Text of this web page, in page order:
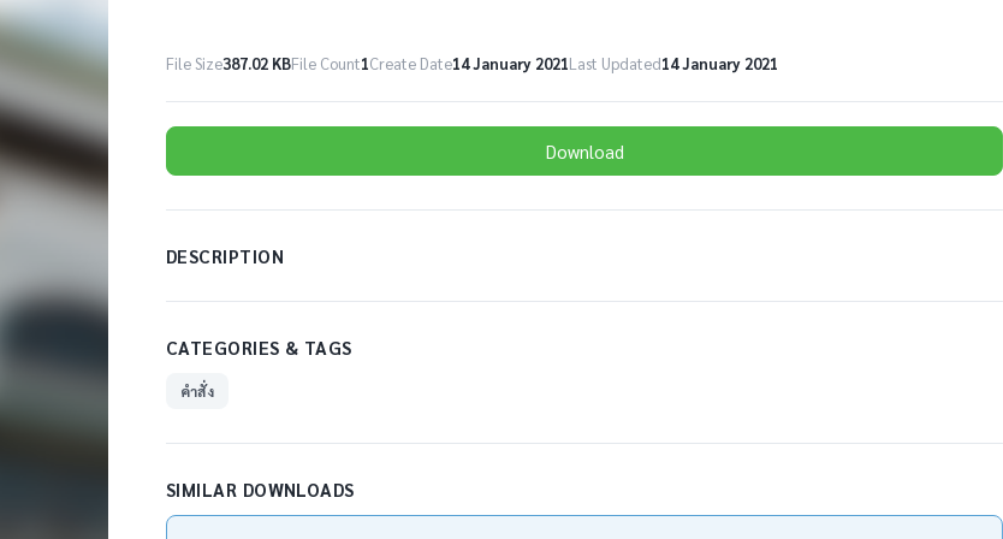
File Size387.02 KBFile Count1Create Date14 January 2021Last Updated14 January 2021
Download
DESCRIPTION
CATEGORIES & TAGS
คำสั่ง
SIMILAR DOWNLOADS